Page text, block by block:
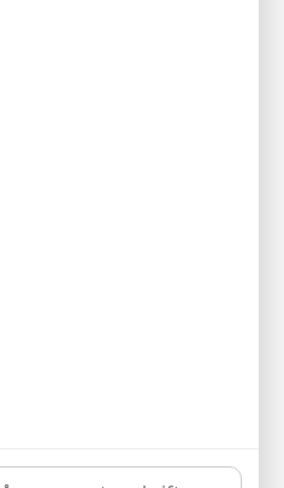
och fackligt obunden
för en tillgänglig och
Rådets vision är att alla barn
att utvecklas genom